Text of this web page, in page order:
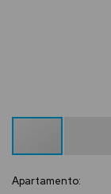
Apartamento: